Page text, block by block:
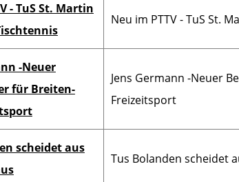
Kreisspielleiter Nord
VN Bezirksjugendwart VS
VN
- TuS St. Martin
Neu im PTTV - TuS St.
-Neuer
für Breiten-
Jens Germann -Neuer
Freizeitsport
scheidet aus
Tus Bolanden scheidet